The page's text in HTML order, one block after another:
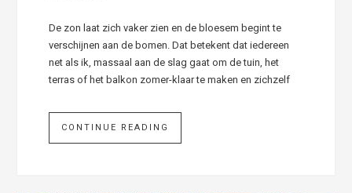
De zon laat zich vaker zien en de bloesem begint te
verschijnen aan de bomen. Dat betekent dat iedereen
net als ik, massaal aan de slag gaat om de tuin, het
terras of het balkon zomer-klaar te maken en zichzelf
CONTINUE READING